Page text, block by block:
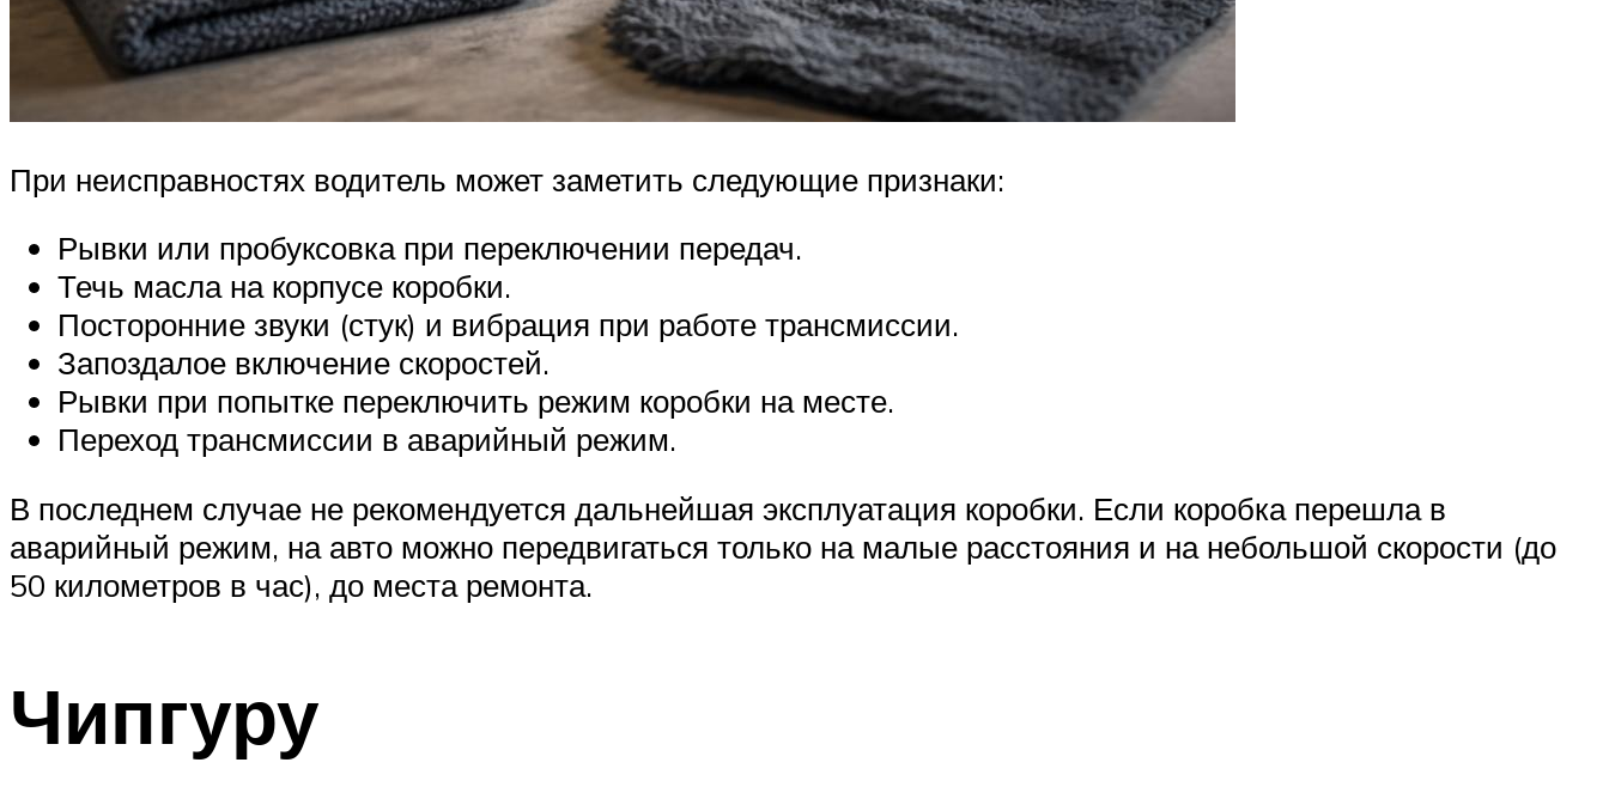
При неисправностях водитель может заметить следующие признаки:
Рывки или пробуксовка при переключении передач.
Течь масла на корпусе коробки.
Посторонние звуки (стук) и вибрация при работе трансмиссии.
Запоздалое включение скоростей.
Рывки при попытке переключить режим коробки на месте.
Переход трансмиссии в аварийный режим.
В последнем случае не рекомендуется дальнейшая эксплуатация коробки. Если коробка перешла в
аварийный режим, на авто можно передвигаться только на малые расстояния и на небольшой скорости (до
50 километров в час), до места ремонта.
Чипгуру